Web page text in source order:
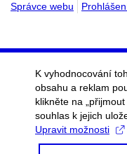
Správce webu
K vyhodnocování
obsahu a reklam
klikněte na
souhlas k jejich
Upravit možnosti